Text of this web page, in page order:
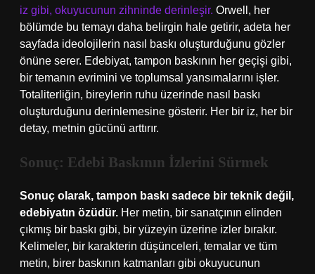
iz gibi, okuyucunun zihninde derinleşir. Orwell, her
bölümde bu temayı daha belirgin hale getirir, adeta her
sayfada ideolojilerin nasıl baskı oluşturduğunu gözler
önüne serer. Edebiyat, tampon baskının her geçişi gibi,
bir temanın evrimini ve toplumsal yansımalarını işler.
Totaliterliğin, bireylerin ruhu üzerinde nasıl baskı
oluşturduğunu derinlemesine gösterir. Her bir iz, her bir
detay, metnin gücünü arttırır.
Sonuç: Edebi Baskının İzlerini Sürmek
Sonuç olarak, tampon baskı sadece bir teknik değil,
edebiyatın özüdür. Her metin, bir sanatçının elinden
çıkmış bir baskı gibi, bir yüzeyin üzerine izler bırakır.
Kelimeler, bir karakterin düşünceleri, temalar ve tüm
metin, birer baskının katmanları gibi okuyucunun